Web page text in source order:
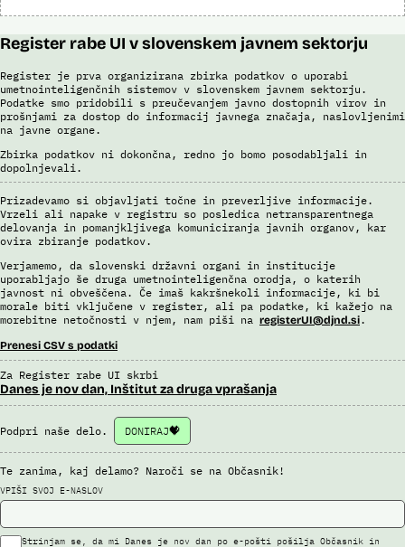
predstavljajo specifične potovalne vzorce storilcev terorističnih in
omogočajo usmerjeno delo policije in drugih pristojnih organov na
na utemeljene razloge v posamičnem primeru posreduje podatke
potnikov, prijavljenih na let, oziroma podatke potnikov iz sistema
rezervacij letalskih vozovnic oziroma rezultate njihove obdelave
drugim enotam policije.
pri avtomatizirani obdelavi podatkov ter varnostna tveganja
posamično pregledajo še z neavtomatiziranimi sredstvi.
Sistem uporablja sledeče vire podatkov: Evidenca potnikov,
prijavljenih na let, Evidenca potnikov iz sistema rezervacij letalskih
vozovnic, Evidence policije, Schengenskega informacijskega sistema,
Interpola.
Viri:
Brošura 60 let informacijsko telekomunikacijskega sistema policije
Odgovor na zahtevek za informacije javnega značaja
Register rabe UI v slovenskem javnem sektorju
Register je prva organizirana zbirka podatkov o uporabi
umetnointeligenčnih sistemov v slovenskem javnem sektorju.
Podatke smo pridobili s preučevanjem javno dostopnih virov in
prošnjami za dostop do informacij javnega značaja, naslovljenimi
na javne organe.
Zbirka podatkov ni dokončna, redno jo bomo posodabljali in
dopolnjevali.
Prizadevamo si objavljati točne in preverljive informacije.
Vrzeli ali napake v registru so posledica netransparentnega
delovanja in pomanjkljivega komuniciranja javnih organov, kar
ovira zbiranje podatkov.
Verjamemo, da slovenski državni organi in institucije
uporabljajo še druga umetnointeligenčna orodja, o katerih
javnost ni obveščena. Če imaš kakršnekoli informacije, ki bi
morale biti vključene v register, ali pa podatke, ki kažejo na
morebitne netočnosti v njem, nam piši na registerUI@djnd.si.
Prenesi CSV s podatki
Za Register rabe UI skrbi
Danes je nov dan, Inštitut za druga vprašanja
Podpri naše delo. DONIRAJ
Te zanima, kaj delamo? Naroči se na Občasnik!
VPIŠI SVOJ E-NASLOV
Strinjam se, da mi Danes je nov dan po e-pošti pošilja Občasnik in